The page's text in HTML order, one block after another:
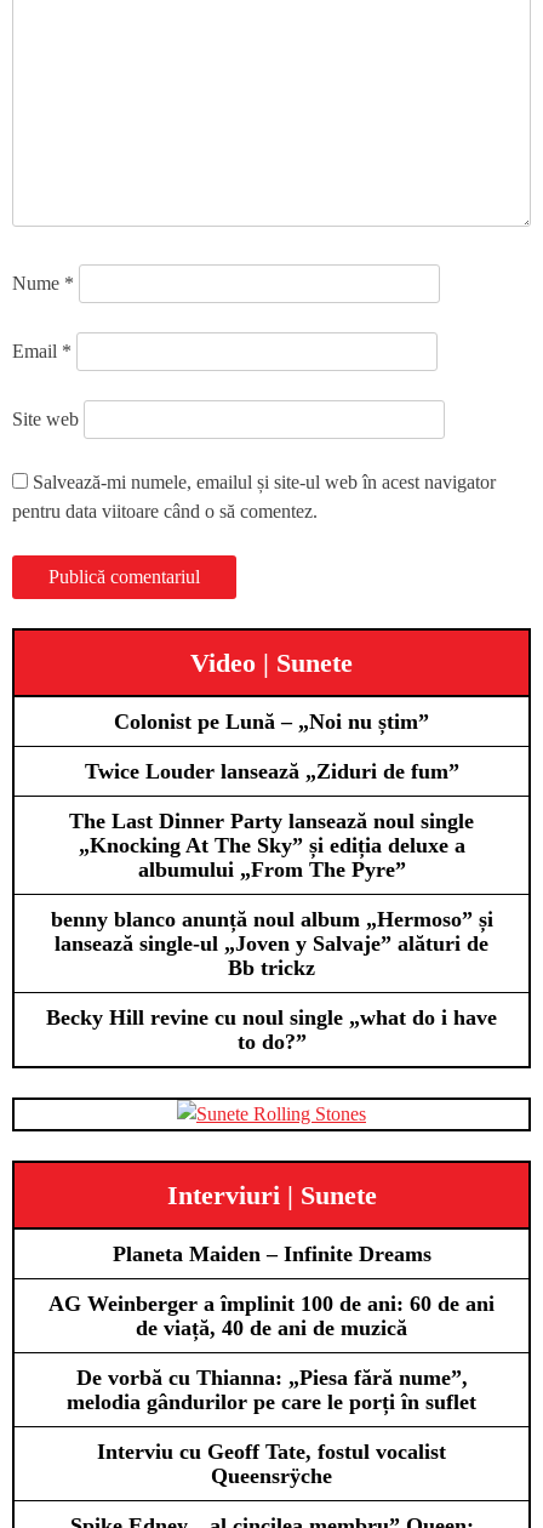
Nume *
Email *
Site web
Salvează-mi numele, emailul și site-ul web în acest navigator
pentru data viitoare când o să comentez.
Video | Sunete
Colonist pe Lună – „Noi nu știm”
Twice Louder lansează „Ziduri de fum”
The Last Dinner Party lansează noul single
„Knocking At The Sky” și ediția deluxe a
albumului „From The Pyre”
benny blanco anunță noul album „Hermoso” și
lansează single-ul „Joven y Salvaje” alături de
Bb trickz
Becky Hill revine cu noul single „what do i have
to do?”
Interviuri | Sunete
Planeta Maiden – Infinite Dreams
AG Weinberger a împlinit 100 de ani: 60 de ani
de viață, 40 de ani de muzică
De vorbă cu Thianna: „Piesa fără nume”,
melodia gândurilor pe care le porți în suflet
Interviu cu Geoff Tate, fostul vocalist
Queensrÿche